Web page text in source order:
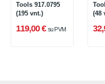
Tools 917.0795
(195 vnt.)
119,00 € su PVM
(48